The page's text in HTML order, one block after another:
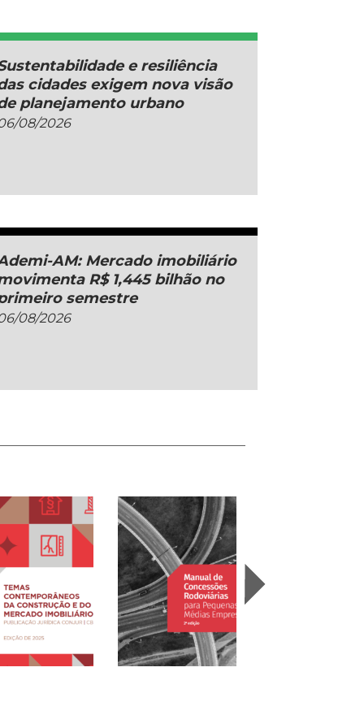
e resiliência
cidades exigem nova visão
planejamento urbano
08/2026
AM: Mercado imobiliário
R$ 1,445 bilhão no
semestre
08/2026